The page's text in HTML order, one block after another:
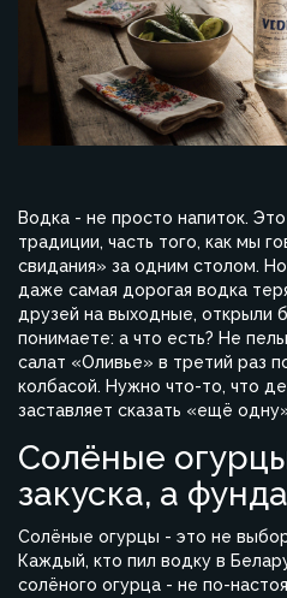
Водка - не просто напиток. Это
традиции, часть того, как мы
свидания» за одним столом.
даже самая дорогая водка
друзей на выходные, открыли
понимаете: а что есть? Не
салат «Оливье» в третий раз
колбасой. Нужно что-то, что
заставляет сказать «ещё
Солёные
закуска, а
Солёные огурцы - это не
Каждый, кто пил водку в
солёного огурца - не по-